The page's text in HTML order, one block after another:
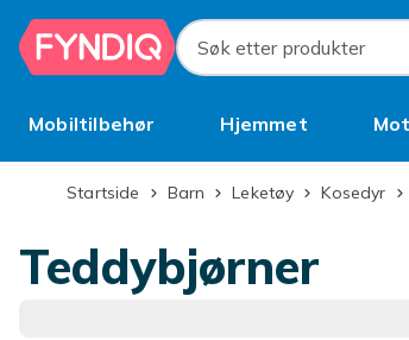
Hopp til hovedinnhold
Søk etter produkter
Mobiltilbehør Hjemmet
BruktStartside Barn Leketøy Kosedyr
Teddybjørner